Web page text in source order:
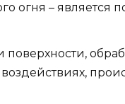
огня –